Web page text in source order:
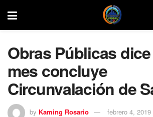
Obras Públicas
mes concluye
Circunvalación de
by Kaming Rosario febrero 4, 2019